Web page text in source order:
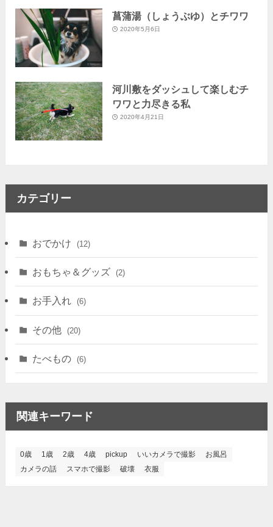
菖蒲湯（しょうぶゆ）とチワワ
2020年5月6日
河川敷をダッシュして楽しむチ
ワワと力尽きる私
2020年4月21日
カテゴリー
おでかけ (12)
おもちゃ＆グッズ (2)
お手入れ (6)
その他 (20)
たべもの (6)
関連キーワード
0歳 1歳 2歳 4歳 pickup いいカメラで撮影
お風呂
カメラの話
スマホで撮影 破壊 衣服